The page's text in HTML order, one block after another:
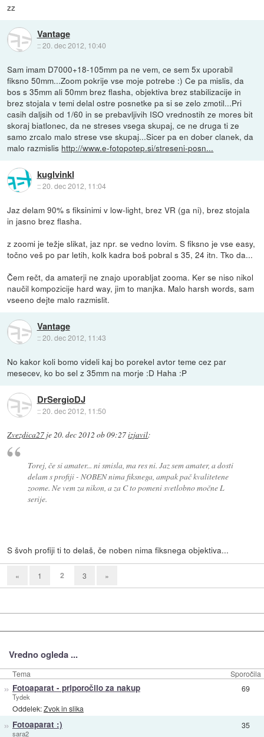
zz
Vantage
::20. dec 2012, 10:40
Sam imam D7000+18-105mm pa ne vem, ce sem 5x uporabil
fiksno 50mm...Zoom pokrije vse moje potrebe :) Ce pa mislis, da
bos s 35mm ali 50mm brez flasha, objektiva brez stabilizacije in
brez stojala v temi delal ostre posnetke pa si se zelo zmotil...Pri
casih daljsih od 1/60 in se prebavljivih ISO vrednostih ze mores bit
skoraj biatlonec, da ne streses vsega skupaj, ce ne druga ti ze
samo zrcalo malo strese vse skupaj...Sicer pa en dober clanek, da
malo razmislis http://www.e-fotopotep.si/streseni-posn...
kuglvinkl
::20. dec 2012, 11:04
Jaz delam 90% s fiksinimi v low-light, brez VR (ga ni), brez stojala
in jasno brez flasha.
z zoomi je težje slikat, jaz npr. se vedno lovim. S fiksno je vse easy,
točno veš po par letih, kolk kadra boš pobral s 35, 24 itn. Tko da...
Čem rečt, da amaterji ne znajo uporabljat zooma. Ker se niso nikol
naučil kompozicije hard way, jim to manjka. Malo harsh words, sam
vseeno dejte malo razmislit.
Vantage
::20. dec 2012, 11:43
No kakor koli bomo videli kaj bo porekel avtor teme cez par
mesecev, ko bo sel z 35mm na morje :D Haha :P
DrSergioDJ
::20. dec 2012, 11:50
Zvezdica27 je20. dec 2012 ob 09:27izjavil:
Torej, če si amater... ni smisla, ma res ni. Jaz sem amater, a dosti
delam s profiji - NOBEN nima fiksnega, ampak pač kvalitetene
zoome. Ne vem za nikon, a za C to pomeni svetlobno močne L
serije.
S švoh profiji ti to delaš, če noben nima fiksnega objektiva...
« 1 2 3 »
Vredno ogleda ...
Tema Sporočila
» Fotoaparat - priporočilo za nakup
Tydek
Oddelek:Zvok in slika
69
» Fotoaparat :)
sara2
35